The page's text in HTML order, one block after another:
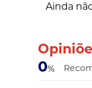
Ainda
0%